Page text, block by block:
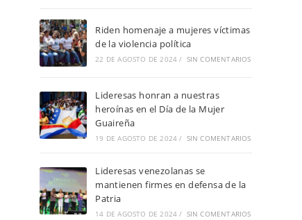
Riden homenaje a mujeres víctimas
de la violencia política
22 DE AGOSTO DE 2024 / SIN COMENTARIOS
Lideresas honran a nuestras
heroínas en el Día de la Mujer
Guaireña
19 DE AGOSTO DE 2024 / SIN COMENTARIOS
Lideresas venezolanas se
mantienen firmes en defensa de la
Patria
14 DE AGOSTO DE 2024 / SIN COMENTARIOS